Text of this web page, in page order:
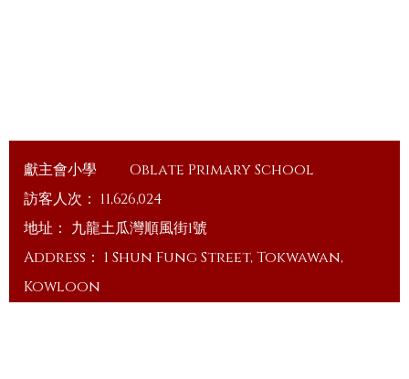
獻主會小學
Oblate Primary School
訪客人次： 11,626,024
地址： 九龍土瓜灣順風街1號
Address： 1 Shun Fung Street, Tokwawan,
Kowloon